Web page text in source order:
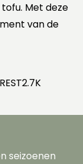
Met deze
van de
2.7K
seizoenen